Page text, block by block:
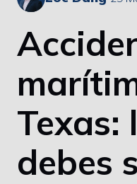
Texas:
debes